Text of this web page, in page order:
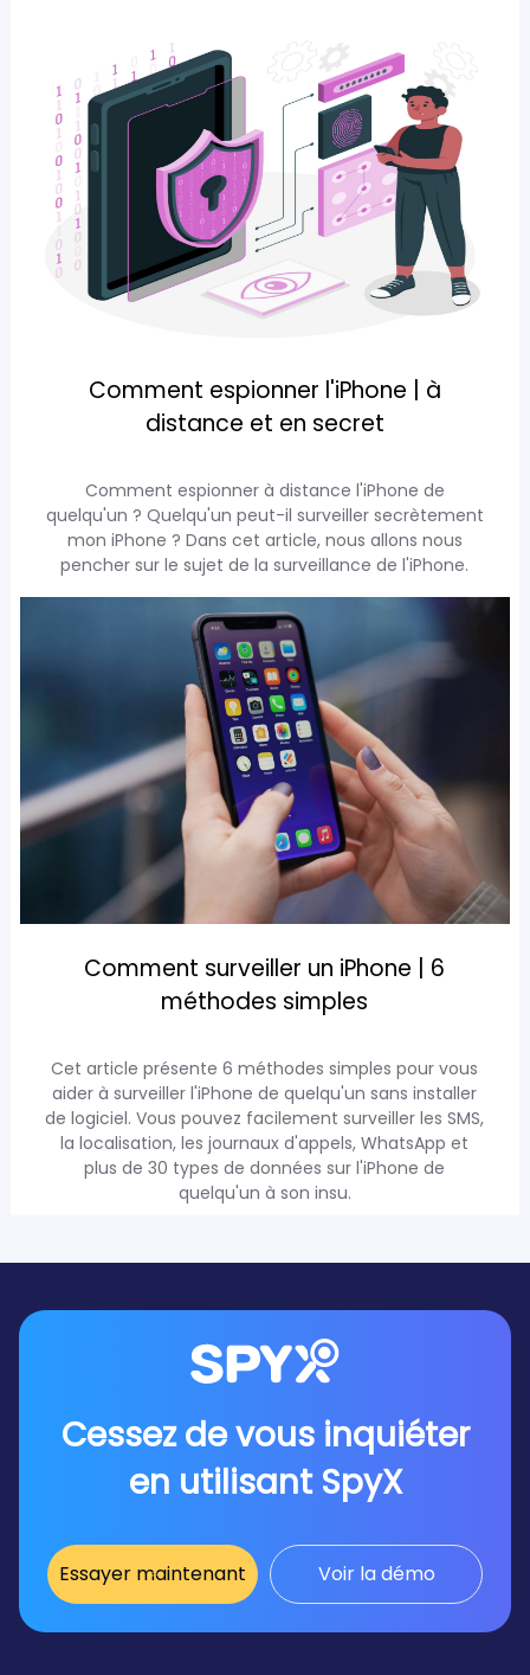
Comment espionner l'iPhone | à
distance et en secret
Comment espionner à distance l'iPhone de
quelqu'un ? Quelqu'un peut-il surveiller secrètement
mon iPhone ? Dans cet article, nous allons nous
pencher sur le sujet de la surveillance de l'iPhone.
Comment surveiller un iPhone | 6
méthodes simples
Cet article présente 6 méthodes simples pour vous
aider à surveiller l'iPhone de quelqu'un sans installer
de logiciel. Vous pouvez facilement surveiller les SMS,
la localisation, les journaux d'appels, WhatsApp et
plus de 30 types de données sur l'iPhone de
quelqu'un à son insu.
Cessez de vous inquiéter
en utilisant SpyX
Essayer maintenant Voir la démo